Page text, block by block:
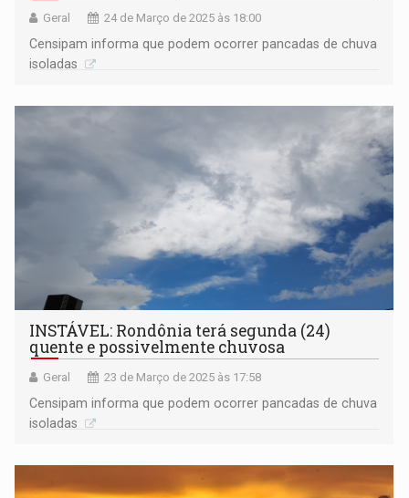
Geral 24 de Março de 2025 às 18:00
Censipam informa que podem ocorrer pancadas de chuva
isoladas
INSTÁVEL: Rondônia terá segunda (24)
quente e possivelmente chuvosa
Geral 23 de Março de 2025 às 17:58
Censipam informa que podem ocorrer pancadas de chuva
isoladas